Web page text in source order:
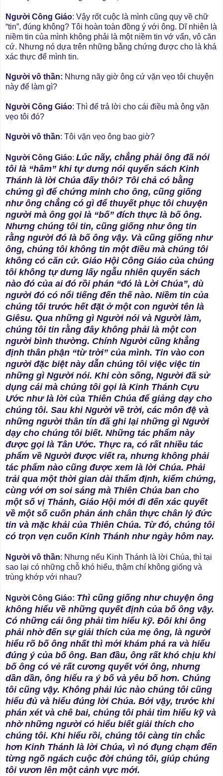
Người Công Giáo: Vậy rốt cuộc là mình cũng quy về chữ
“tin”, đúng không? Tôi hoàn toàn đồng ý với ông. Dĩ nhiên là
niềm tin của mình không phải là một niềm tin vớ vẩn, vô căn
cứ. Nhưng nó dựa trên những bằng chứng được cho là khá
xác thực để mình tin.
Người vô thần: Nhưng nãy giờ ông cứ vặn vẹo tôi chuyện
này để làm gì?
Người Công Giáo: Thì để trả lời cho cái điều mà ông vặn
vẹo tôi đó?
Người vô thần: Tôi vặn vẹo ông bao giờ?
Người Công Giáo: Lúc nãy, chẳng phải ông đã nói
tôi là “hâm” khi tự dưng nói quyển sách Kinh
Thánh là lời Chúa đấy thôi? Tôi chả có bằng
chứng gì để chứng minh cho ông, cũng giống
như ông chẳng có gì để thuyết phục tôi chuyện
người mà ông gọi là “bố” đích thực là bố ông.
Nhưng chúng tôi tin, cũng giống như ông tin
rằng người đó là bố ông vậy. Và cũng giống như
ông, chúng tôi không tin một điều mà chúng tôi
không có căn cứ. Giáo Hội Công Giáo của chúng
tôi không tự dưng lấy ngẫu nhiên quyển sách
nào đó của ai đó rồi phán “đó là Lời Chúa”, dù
người đó có nổi tiếng đến thế nào. Niềm tin của
chúng tôi trước hết đặt ở một con người tên là
Giêsu. Qua những gì Người nói và Người làm,
chúng tôi tin rằng đây không phải là một con
người bình thường. Chính Người cũng khẳng
định thân phận “từ trời” của mình. Tin vào con
người đặc biệt này dẫn chúng tôi việc việc tin
những gì Người nói. Khi còn sống, Người đã sử
dụng cái mà chúng tôi gọi là Kinh Thánh Cựu
Ước như là lời của Thiên Chúa để giảng dạy cho
chúng tôi. Sau khi Người về trời, các môn đệ và
những người thân tín đã ghi lại những gì Người
dạy cho chúng tôi biết. Những tác phẩm này
được gọi là Tân Ước. Thực ra, có rất nhiều tác
phẩm về Người được viết ra, nhưng không phải
tác phẩm nào cũng được xem là lời Chúa. Phải
trải qua một thời gian dài thẩm định, kiểm chứng,
cùng với ơn soi sáng mà Thiên Chúa ban cho
một số vị Thánh, Giáo Hội mới đi đến xác quyết
về một số cuốn phản ánh chân thực chân lý đức
tin và mặc khải của Thiên Chúa. Từ đó, chúng tôi
có trọn vẹn cuốn Kinh Thánh như ngày hôm nay.
Người vô thần: Nhưng nếu Kinh Thánh là lời Chúa, thì tại
sao lại có những chỗ khó hiểu, thậm chí không giống và
trùng khớp với nhau?
Người Công Giáo: Thì cũng giống như chuyện ông
không hiểu về những quyết định của bố ông vậy.
Có những cái ông phải tìm hiểu kỹ. Đôi khi ông
phải nhờ đến sự giải thích của mẹ ông, là người
hiểu rõ bố ông nhất thì mới khám phá ra và hiểu
đúng ý của bố ông. Ban đầu, ông rất khó chịu khi
bố ông có vẻ rất cương quyết với ông, nhưng
dần dần, ông hiểu ra ý bố và yêu bố hơn. Chúng
tôi cũng vậy. Không phải lúc nào chúng tôi cũng
hiểu đủ và hiểu đúng lời Chúa. Bởi vậy, trước khi
phán xét và chê bai, chúng tôi phải tìm hiểu kỹ và
nhờ những người có hiểu biết giải thích cho
chúng tôi. Khi hiểu rồi, chúng tôi càng tin chắc
hơn Kinh Thánh là lời Chúa, vì nó đụng chạm đến
từng ngõ ngách cuộc đời chúng tôi, giúp chúng
tôi vươn lên một cảnh vực mới.